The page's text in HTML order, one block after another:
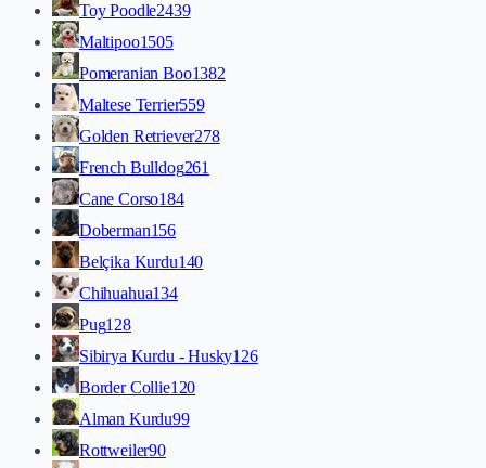
Toy Poodle2439
Maltipoo1505
Pomeranian Boo1382
Maltese Terrier559
Golden Retriever278
French Bulldog261
Cane Corso184
Doberman156
Belçika Kurdu140
Chihuahua134
Pug128
Sibirya Kurdu - Husky126
Border Collie120
Alman Kurdu99
Rottweiler90